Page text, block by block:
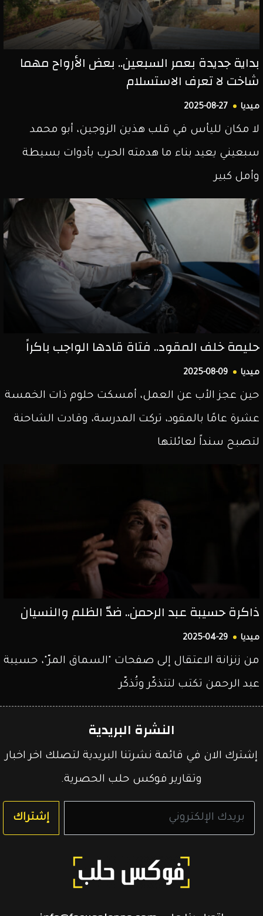
بداية جديدة بعمر السبعين.. بعض الأرواح مهما
شاخت لا تعرف الاستسلام
ميديا 2025-08-27
لا مكان لليأس في قلب هذين الزوجين، أبو محمد
سبعيني يعيد بناء ما هدمته الحرب بأدوات بسيطة
وأمل كبير
حليمة خلف المقود.. فتاة قادها الواجب باكراً
ميديا 2025-08-09
حين عجز الأب عن العمل، أمسكت حلوم ذات الخمسة
عشرة عامًا بالمقود، تركت المدرسة، وقادت الشاحنة
لتصبح سنداً لعائلتها
ذاكرة حسيبة عبد الرحمن.. ضدّ الظلم والنسيان
ميديا 2025-04-29
من زنزانة الاعتقال إلى صفحات "السماق المرّ"، حسيبة
عبد الرحمن تكتب لتتذكّر وتُذكّر
النشرة البريدية
إشترك الان في قائمة نشرتنا البريدية لتصلك اخر اخبار
وتقارير فوكس حلب الحصرية.
إشتراك